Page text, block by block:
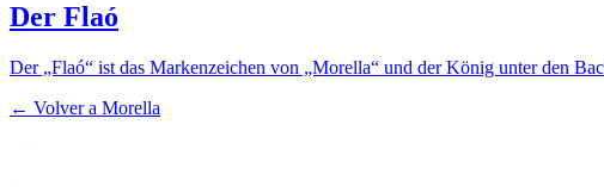
Der Flaó
Der „Flaó“ ist das Markenzeichen von „Morella“ und der König unter den
← Volver a Morella